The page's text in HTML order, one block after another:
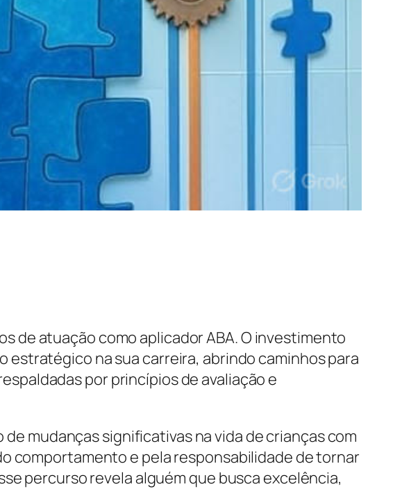
de atuação como aplicador ABA. O investimento
estratégico na sua carreira, abrindo caminhos para
por princípios de avaliação e
mudanças significativas na vida de crianças com
comportamento e pela responsabilidade de tornar
percurso revela alguém que busca excelência,